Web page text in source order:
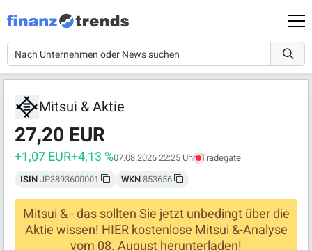
Mitsui & Aktie
27,20 EUR
+1,07 EUR+4,13 %07.08.2026 22:25 Uhr Tradegate
ISINJP3893600001 WKN853656
Mitsui & - das sollten Sie jetzt unbedingt über die
Aktie wissen! HIER kostenlose Mitsui &-Analyse
vom 08. August herunterladen!